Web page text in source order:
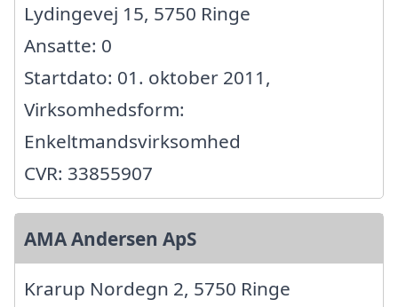
Lydingevej 15, 5750 Ringe
Ansatte: 0
Startdato: 01. oktober 2011,
Virksomhedsform:
Enkeltmandsvirksomhed
CVR: 33855907
AMA Andersen ApS
Krarup Nordegn 2, 5750 Ringe